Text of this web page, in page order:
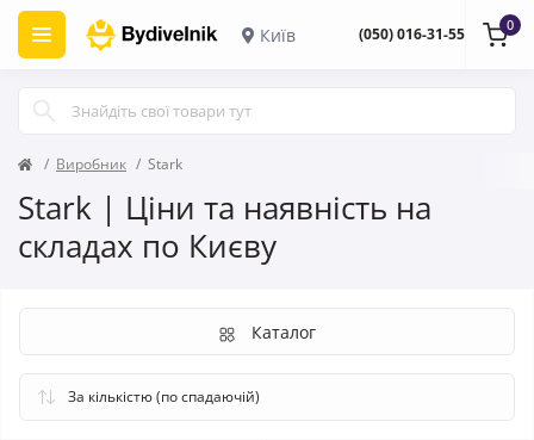
Київ (050) 016-31-55 0
Виробник Stark
Stark | Ціни та наявність на
складах по Києву
Каталог